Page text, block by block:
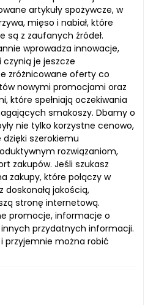
artykuły spożywcze, w
mięso i nabiał, które
są z zaufanych źródeł.
wprowadza innowacje,
czynią je jeszcze
zróżnicowane oferty co
nowymi promocjami oraz
które spełniają oczekiwania
smakoszy. Dbamy o
nie tylko korzystne cenowo,
szerokiemu
rozwiązaniom,
zakupów. Jeśli szukasz
zakupy, które połączy w
jakością,
stronę internetową.
promocje, informacje o
przydatnych informacji.
i przyjemnie można robić